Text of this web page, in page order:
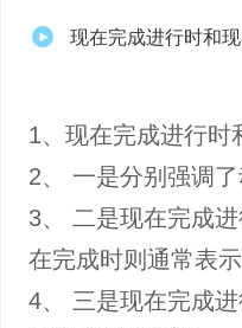
现在完成进行时和
1、现在完成进行时
2、 一是分别强调
3、 二是现在完成
在完成时则通常表
4、 三是现在完成